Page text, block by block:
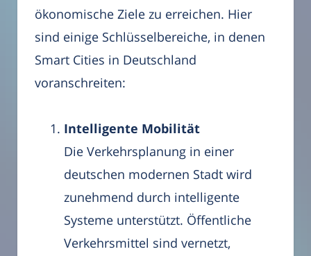
ökonomische Ziele zu erreichen. Hier
sind einige Schlüsselbereiche, in denen
Smart Cities in Deutschland
voranschreiten:
Intelligente Mobilität
Die Verkehrsplanung in einer
deutschen modernen Stadt wird
zunehmend durch intelligente
Systeme unterstützt. Öffentliche
Verkehrsmittel sind vernetzt,